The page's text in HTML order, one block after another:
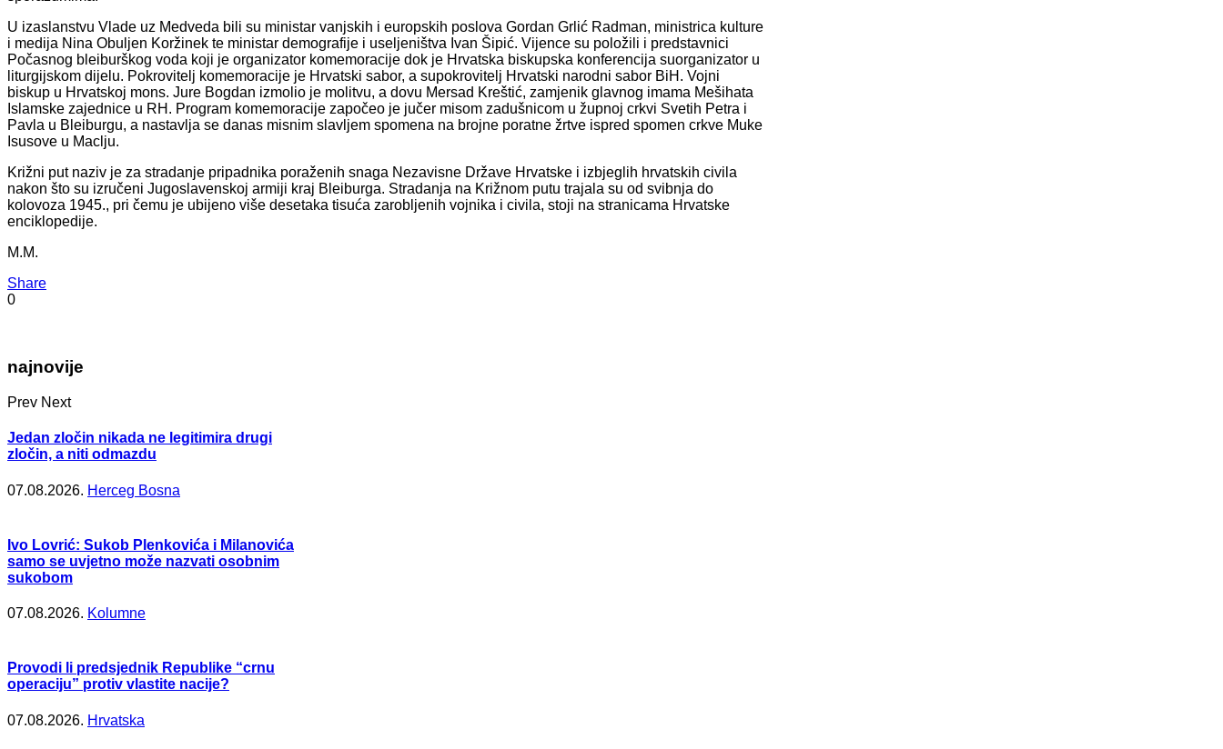
U izaslanstvu Vlade uz Medveda bili su ministar vanjskih i europskih poslova Gordan Grlić Radman, ministrica kulture
i medija Nina Obuljen Koržinek te ministar demografije i useljeništva Ivan Šipić. Vijence su položili i predstavnici
Počasnog bleiburškog voda koji je organizator komemoracije dok je Hrvatska biskupska konferencija suorganizator u
liturgijskom dijelu. Pokrovitelj komemoracije je Hrvatski sabor, a supokrovitelj Hrvatski narodni sabor BiH. Vojni
biskup u Hrvatskoj mons. Jure Bogdan izmolio je molitvu, a dovu Mersad Kreštić, zamjenik glavnog imama Mešihata
Islamske zajednice u RH. Program komemoracije započeo je jučer misom zadušnicom u župnoj crkvi Svetih Petra i
Pavla u Bleiburgu, a nastavlja se danas misnim slavljem spomena na brojne poratne žrtve ispred spomen crkve Muke
Isusove u Maclju.
Križni put naziv je za stradanje pripadnika poraženih snaga Nezavisne Države Hrvatske i izbjeglih hrvatskih civila
nakon što su izručeni Jugoslavenskoj armiji kraj Bleiburga. Stradanja na Križnom putu trajala su od svibnja do
kolovoza 1945., pri čemu je ubijeno više desetaka tisuća zarobljenih vojnika i civila, stoji na stranicama Hrvatske
enciklopedije.
M.M.
Share
0
najnovije
Prev Next
Jedan zločin nikada ne legitimira drugi
zločin, a niti odmazdu
07.08.2026. Herceg Bosna
Ivo Lovrić: Sukob Plenkovića i Milanovića
samo se uvjetno može nazvati osobnim
sukobom
07.08.2026. Kolumne
Provodi li predsjednik Republike “crnu
operaciju” protiv vlastite nacije?
07.08.2026. Hrvatska